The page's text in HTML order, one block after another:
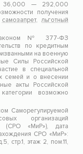
36,000 — 292,000
получения
самозапрет, льготный
№ 377-ФЗ
по кредитным
на военную
Силы Российской
в специальной
семей и о внесении
акты Российской
возможно
Саморегулируемой
организаций
(СРО «МиР»), дата
СРО «МиР»:
стр.1, этаж 2, пом.11,